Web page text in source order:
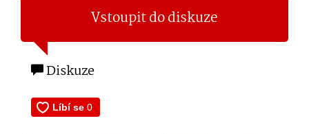
Vstoupit do diskuze
Diskuze